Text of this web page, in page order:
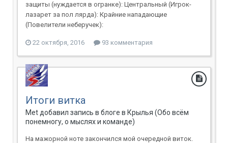
защиты (нуждается в огранке): Центральный (Игрок-
лазарет за пол лярда): Крайние нападающие
(Повелители неберучек):
22 октября, 2016 93 комментария
Итоги витка
Met добавил запись в блоге в Крылья (Обо всём
понемногу, о мыслях и команде)
На мажорной ноте закончился мой очередной виток.